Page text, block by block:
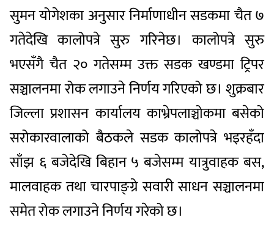
सुमन योगेशका अनुसार निर्माणाधीन सडकमा चैत ७
गतेदेखि कालोपत्रे सुरु गरिनेछ। कालोपत्रे सुरु
भएसँगै चैत २० गतेसम्म उक्त सडक खण्डमा ट्रिपर
सञ्चालनमा रोक लगाउने निर्णय गरिएको छ। शुक्रबार
जिल्ला प्रशासन कार्यालय काभ्रेपलाञ्चोकमा बसेको
सरोकारवालाको बैठकले सडक कालोपत्रे भइरहँदा
साँझ ६ बजेदेखि बिहान ५ बजेसम्म यात्रुवाहक बस,
मालवाहक तथा चारपाङ्ग्रे सवारी साधन सञ्चालनमा
समेत रोक लगाउने निर्णय गरेको छ।